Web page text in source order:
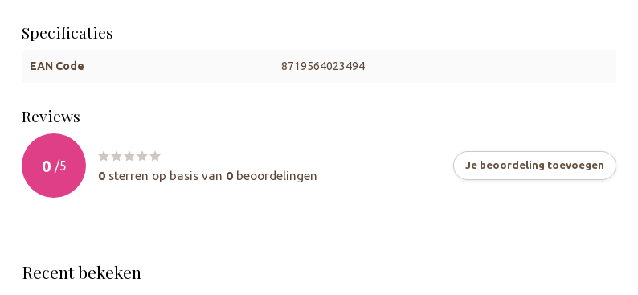
Specificaties
EAN Code 8719564023494
Reviews
0 /5
0 sterren op basis van 0 beoordelingen
Je beoordeling toevoegen
Recent bekeken